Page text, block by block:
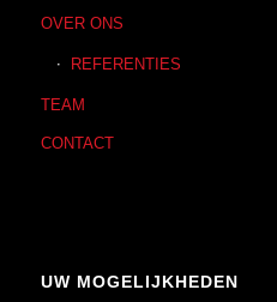
OVER ONS
REFERENTIES
TEAM
CONTACT
UW MOGELIJKHEDEN